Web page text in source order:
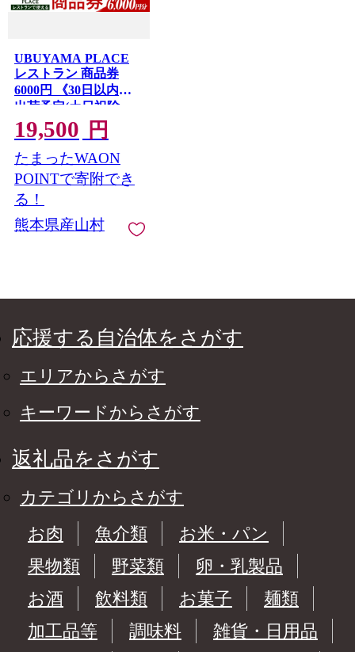
UBUYAMA PLACE
レストラン 商品券
6000円 《30日以内に
出荷予定(土日祝除
く)》熊本県 産山村 チ
ケット イタリアン ピ
ザ 観光 プレゼント 贈
り物 ギフト 金券 送料
無料 産山 プレイス ラ
ンチ
19,500 円
たまったWAON
POINTで寄附でき
る！
熊本県産山村
応援する自治体をさがす
エリアからさがす
キーワードからさがす
返礼品をさがす
カテゴリからさがす
お肉
魚介類
お米・パン
果物類
野菜類
卵・乳製品
お酒
飲料類 お菓子
麺類
加工品等
調味料
雑貨・日用品